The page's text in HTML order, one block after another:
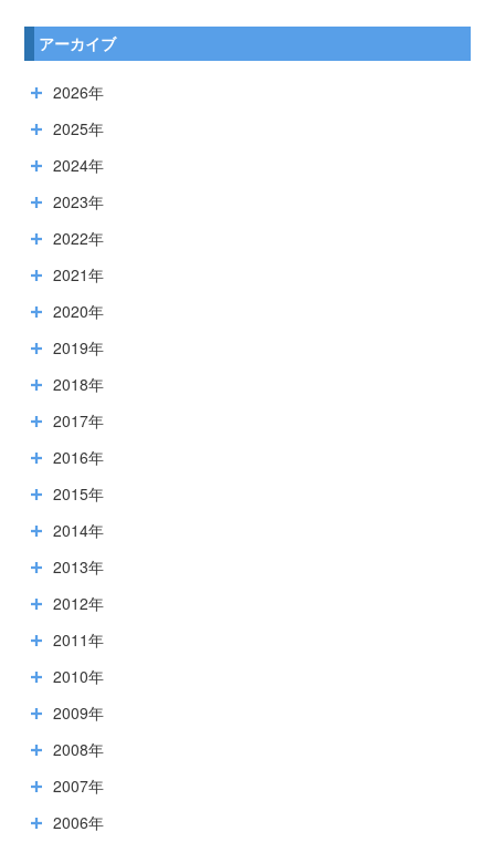
アーカイブ
2026年
2025年
2024年
2023年
2022年
2021年
2020年
2019年
2018年
2017年
2016年
2015年
2014年
2013年
2012年
2011年
2010年
2009年
2008年
2007年
2006年